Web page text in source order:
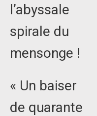
l’abyssale
spirale du
mensonge !
« Un baiser
de quarante